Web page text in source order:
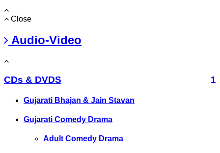
Close
Audio-Video
CDs & DVDS 1
Gujarati Bhajan & Jain Stavan
Gujarati Comedy Drama
Adult Comedy Drama